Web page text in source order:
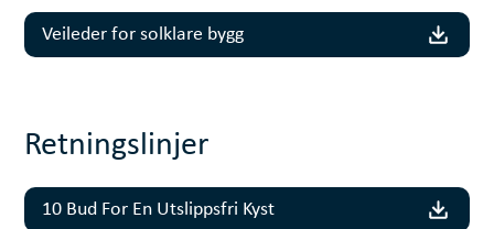
Veileder for solklare bygg
Retningslinjer
10 Bud For En Utslippsfri Kyst